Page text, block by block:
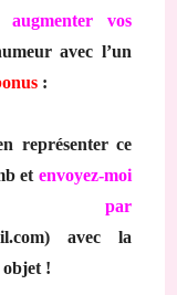
augmenter vos
avec l’un
:
représenter ce
et envoyez-moi
par
avec la
objet !